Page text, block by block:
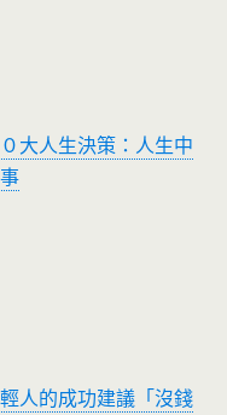
大人生決策：人生中
人的成功建議「沒錢